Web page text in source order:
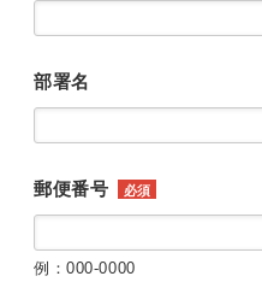
部署名
郵便番号 必須
例：000-0000